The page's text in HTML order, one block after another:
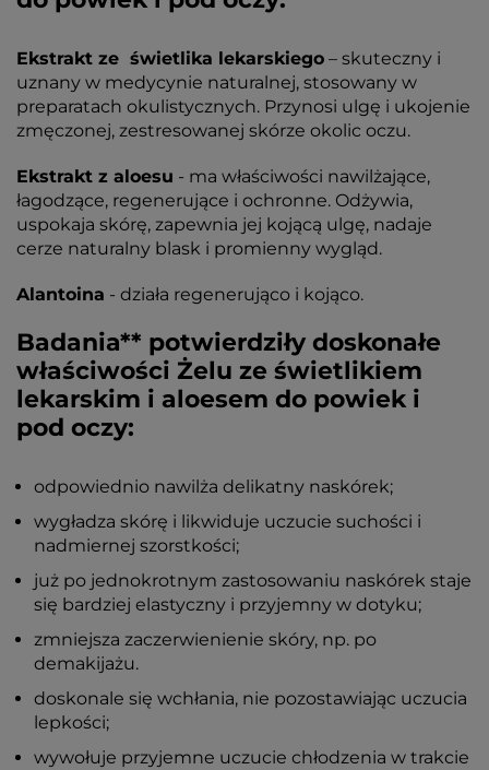
Ekstrakt ze świetlika lekarskiego – skuteczny i
uznany w medycynie naturalnej, stosowany w
preparatach okulistycznych. Przynosi ulgę i ukojenie
zmęczonej, zestresowanej skórze okolic oczu.
Ekstrakt z aloesu - ma właściwości nawilżające,
łagodzące, regenerujące i ochronne. Odżywia,
uspokaja skórę, zapewnia jej kojącą ulgę, nadaje
cerze naturalny blask i promienny wygląd.
Alantoina - działa regenerująco i kojąco.
Badania** potwierdziły doskonałe
właściwości Żelu ze świetlikiem
lekarskim i aloesem do powiek i
pod oczy:
odpowiednio nawilża delikatny naskórek;
wygładza skórę i likwiduje uczucie suchości i
nadmiernej szorstkości;
już po jednokrotnym zastosowaniu naskórek staje
się bardziej elastyczny i przyjemny w dotyku;
zmniejsza zaczerwienienie skóry, np. po
demakijażu.
doskonale się wchłania, nie pozostawiając uczucia
lepkości;
wywołuje przyjemne uczucie chłodzenia w trakcie